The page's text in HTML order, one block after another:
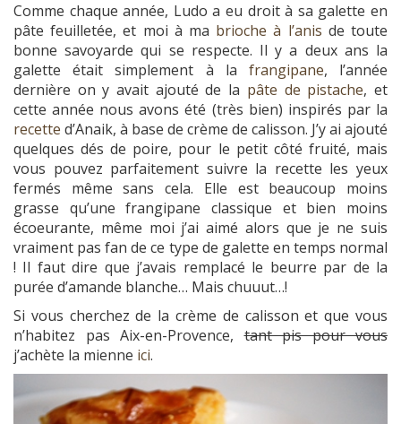
Comme chaque année, Ludo a eu droit à sa galette en
pâte feuilletée, et moi à ma brioche à l’anis de toute
bonne savoyarde qui se respecte. Il y a deux ans la
galette était simplement à la frangipane, l’année
dernière on y avait ajouté de la pâte de pistache, et
cette année nous avons été (très bien) inspirés par la
recette d’Anaik, à base de crème de calisson. J’y ai ajouté
quelques dés de poire, pour le petit côté fruité, mais
vous pouvez parfaitement suivre la recette les yeux
fermés même sans cela. Elle est beaucoup moins
grasse qu’une frangipane classique et bien moins
écoeurante, même moi j’ai aimé alors que je ne suis
vraiment pas fan de ce type de galette en temps normal
! Il faut dire que j’avais remplacé le beurre par de la
purée d’amande blanche… Mais chuuut…!
Si vous cherchez de la crème de calisson et que vous
n’habitez pas Aix-en-Provence,tant pis pour vous
j’achète la mienne ici.